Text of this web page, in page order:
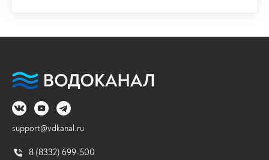
support@vdkanal.ru
8 (8332) 699-500